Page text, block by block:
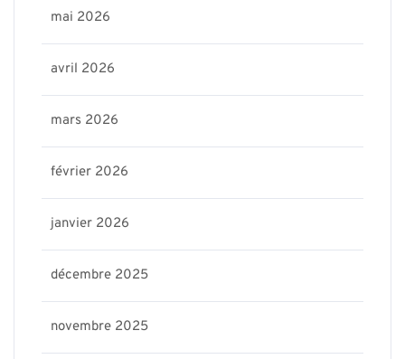
mai 2026
avril 2026
mars 2026
février 2026
janvier 2026
décembre 2025
novembre 2025